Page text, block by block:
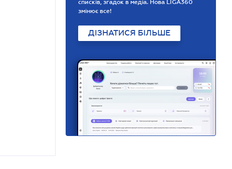
списків, згадок в медіа. Нова LIGA360
змінює все!
ДІЗНАТИСЯ БІЛЬШЕ